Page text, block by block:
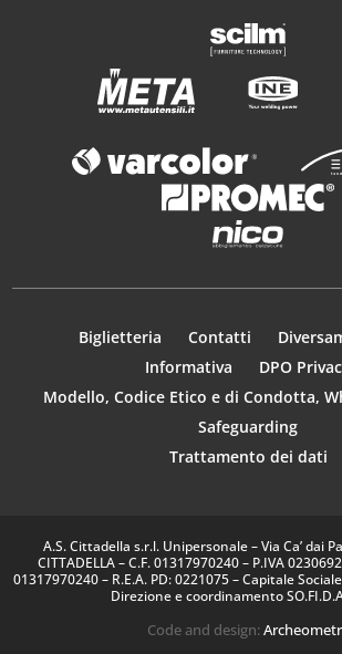
Biglietteria Contatti
Informativa
DPO
Modello, Codice Etico e di Condotta,
Safeguarding
Trattamento dei dati
A.S. Cittadella s.r.l. Unipersonale – Via Ca’ dai
CITTADELLA – C.F. 01317970240 – P.IVA
01317970240 – R.E.A. PD: 0221075 – Capitale
Direzione e coordinamento
Code and design: